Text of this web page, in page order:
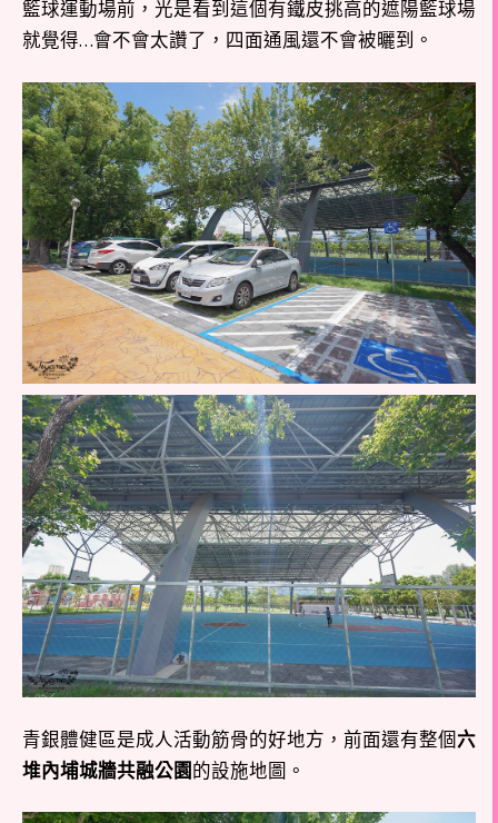
籃球運動場前，光是看到這個有鐵皮挑高的遮陽籃球場
就覺得…會不會太讚了，四面通風還不會被曬到。
青銀體健區是成人活動筋骨的好地方，前面還有整個六
堆內埔城牆共融公園的設施地圖。